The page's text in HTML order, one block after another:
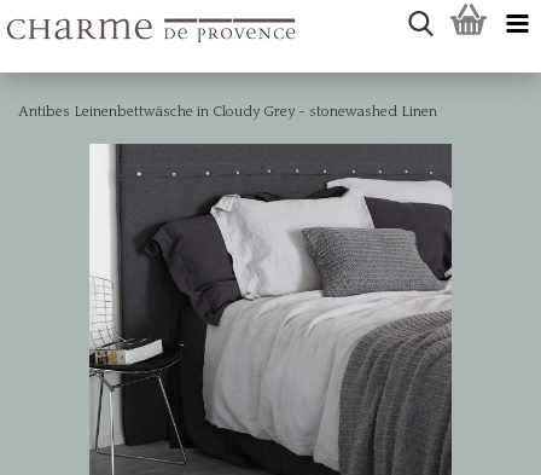
Antibes Leinenbettwäsche in Cloudy Grey - stonewashed Linen